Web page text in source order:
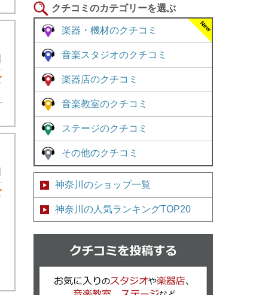
クチコミのカテゴリーを選ぶ
楽器・機材のクチコミ
音楽スタジオのクチコミ
楽器店のクチコミ
音楽教室のクチコミ
ステージのクチコミ
その他のクチコミ
神奈川のショップ一覧
神奈川の人気ランキングTOP20